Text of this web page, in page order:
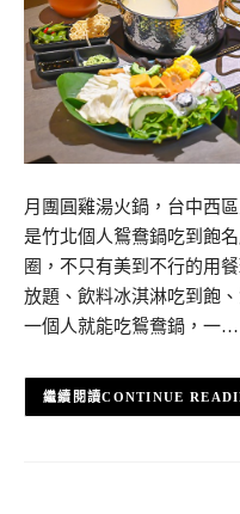
月團圓雞湯火鍋，台中西
是竹北個人鴛鴦鍋吃到飽
圈，不只有美到不行的用
放題、飲料冰淇淋吃到飽
一個人就能吃鴛鴦鍋，一…
CONTINUE